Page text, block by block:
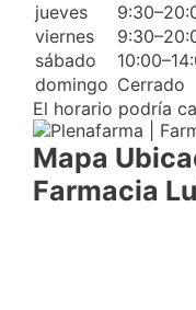
jueves
viernes
sábado
domingo Cerrado
El horario podría
Mapa
Farmacia